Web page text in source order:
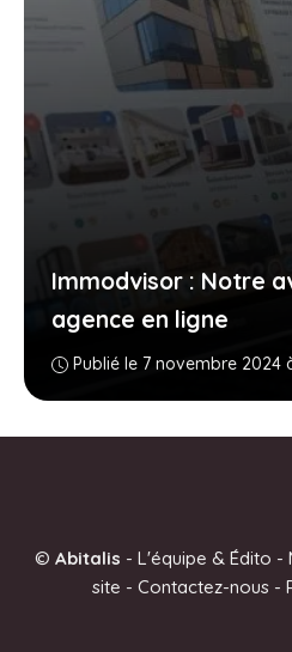
Immodvisor : Notre
agence en ligne
Publié le 7 novembre 2024
© Abitalis - L'équipe & Édito -
site - Contactez-nous -